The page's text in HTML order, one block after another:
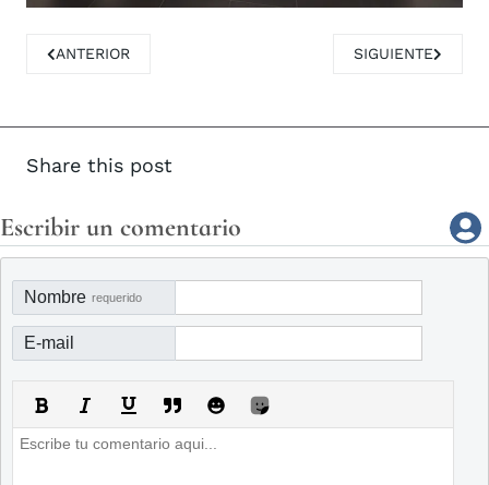
ARTÍCULO ANTERIOR: MULA ENTRE LOS MUNICIPIOS
ANTERIOR ARTÍCULO
SIGUIENTE
Share this post
Escribir un comentario
Nombre requerido
E-mail